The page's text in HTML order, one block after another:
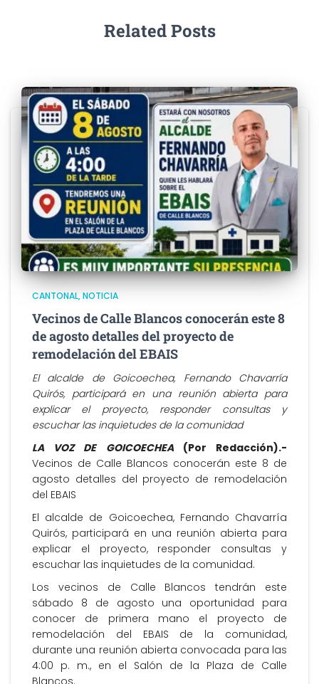
Related Posts
CANTONAL NOTICIA
Vecinos de Calle Blancos conocerán este 8
de agosto detalles del proyecto de
remodelación del EBAIS
El alcalde de Goicoechea, Fernando Chavarría
Quirós, participará en una reunión abierta para
explicar el proyecto, responder consultas y
escuchar las inquietudes de la comunidad
LA VOZ DE GOICOECHEA(Por Redacción).-
Vecinos de Calle Blancos conocerán este 8 de
agosto detalles del proyecto de remodelación
del EBAIS
El alcalde de Goicoechea, Fernando Chavarría
Quirós, participará en una reunión abierta para
explicar el proyecto, responder consultas y
escuchar las inquietudes de la comunidad.
Los vecinos de Calle Blancos tendrán este
sábado 8 de agosto una oportunidad para
conocer de primera mano el proyecto de
remodelación del EBAIS de la comunidad,
durante una reunión abierta convocada para las
4:00 p. m., en el Salón de la Plaza de Calle
Blancos.